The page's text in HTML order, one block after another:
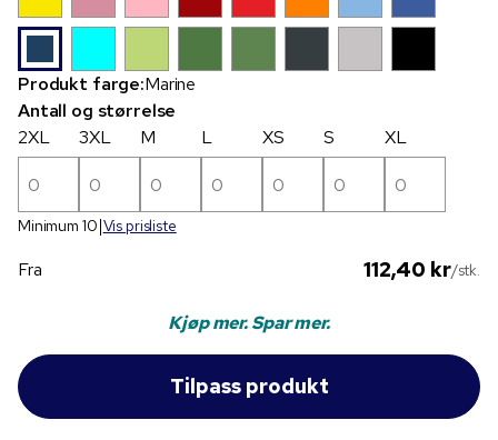
Produkt farge:Marine
Antall og størrelse
2XL
3XL M L XS S XL
Minimum 10 Vis prisliste
Fra 112,40 kr/stk.
Kjøp mer. Spar mer.